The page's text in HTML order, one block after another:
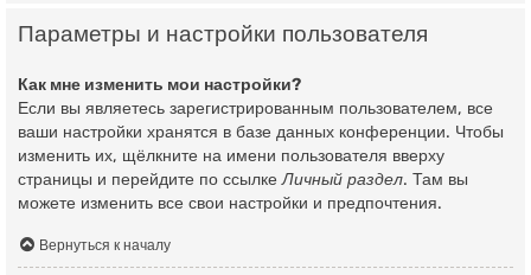
Параметры и настройки пользователя
Как мне изменить мои настройки?
Если вы являетесь зарегистрированным пользователем, все
ваши настройки хранятся в базе данных конференции. Чтобы
изменить их, щёлкните на имени пользователя вверху
страницы и перейдите по ссылкеЛичный раздел. Там вы
можете изменить все свои настройки и предпочтения.
Вернуться к началу